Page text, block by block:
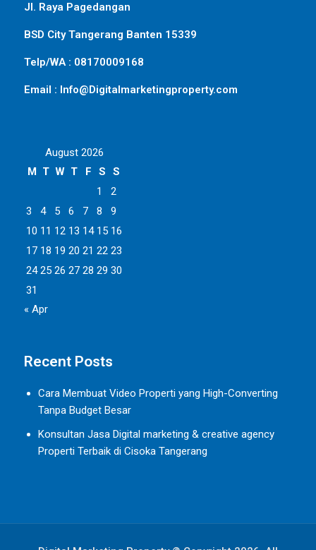
Jl. Raya Pagedangan
BSD City Tangerang Banten 15339
Telp/WA : 08170009168
Email : Info@Digitalmarketingproperty.com
August 2026
M T W T F S
S
1
2
3
4 5 6 7 8
9
10 11 12 13 14 15 16
17 18 19 20 21 22 23
24 25 26 27 28 29 30
31
« Apr
Recent Posts
Cara Membuat Video Properti yang High-Converting
Tanpa Budget Besar
Konsultan Jasa Digital marketing & creative agency
Properti Terbaik di Cisoka Tangerang